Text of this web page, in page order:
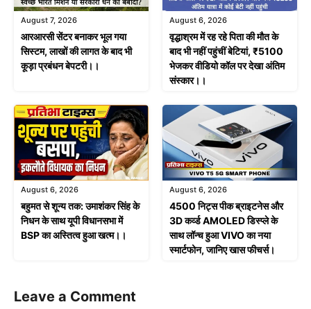
August 7, 2026
आरआरसी सेंटर बनाकर भूल गया
सिस्टम, लाखों की लागत के बाद भी
कूड़ा प्रबंधन बेपटरी।।
August 6, 2026
वृद्धाश्रम में रह रहे पिता की मौत के
बाद भी नहीं पहुंचीं बेटियां, ₹5100
भेजकर वीडियो कॉल पर देखा अंतिम
संस्कार।।
August 6, 2026
बहुमत से शून्य तक: उमाशंकर सिंह के
निधन के साथ यूपी विधानसभा में
BSP का अस्तित्व हुआ खत्म।।
August 6, 2026
4500 निट्स पीक ब्राइटनेस और
3D कर्व्ड AMOLED डिस्प्ले के
साथ लॉन्च हुआ VIVO का नया
स्मार्टफोन, जानिए खास फीचर्स।
Leave a Comment